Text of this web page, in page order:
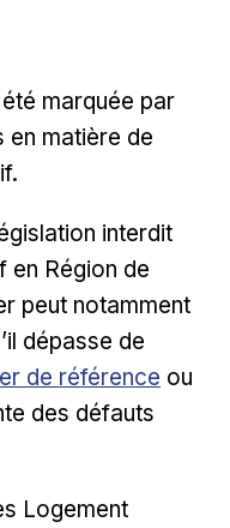
marquée par
en matière de
interdit
en Région de
peut notamment
dépasse de
externe
de référence ou
des défauts
Logement